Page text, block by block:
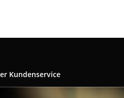
Kundenservice